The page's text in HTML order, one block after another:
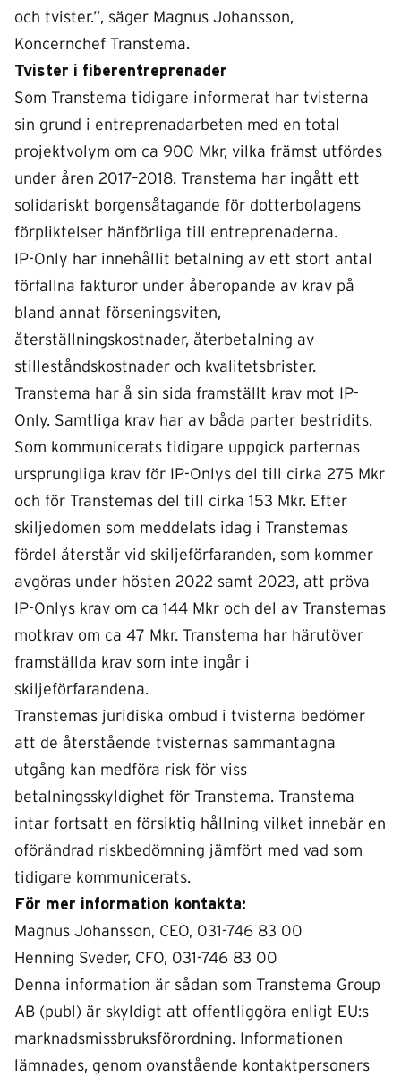
och tvister.”, säger Magnus Johansson,
Koncernchef Transtema.
Tvister i fiberentreprenader
Som Transtema tidigare informerat har tvisterna
sin grund i entreprenadarbeten med en total
projektvolym om ca 900 Mkr, vilka främst utfördes
under åren 2017–2018. Transtema har ingått ett
solidariskt borgensåtagande för dotterbolagens
förpliktelser hänförliga till entreprenaderna.
IP-Only har innehållit betalning av ett stort antal
förfallna fakturor under åberopande av krav på
bland annat förseningsviten,
återställningskostnader, återbetalning av
stilleståndskostnader och kvalitetsbrister.
Transtema har å sin sida framställt krav mot IP-
Only. Samtliga krav har av båda parter bestridits.
Som kommunicerats tidigare uppgick parternas
ursprungliga krav för IP-Onlys del till cirka 275 Mkr
och för Transtemas del till cirka 153 Mkr. Efter
skiljedomen som meddelats idag i Transtemas
fördel återstår vid skiljeförfaranden, som kommer
avgöras under hösten 2022 samt 2023, att pröva
IP-Onlys krav om ca 144 Mkr och del av Transtemas
motkrav om ca 47 Mkr. Transtema har härutöver
framställda krav som inte ingår i
skiljeförfarandena.
Transtemas juridiska ombud i tvisterna bedömer
att de återstående tvisternas sammantagna
utgång kan medföra risk för viss
betalningsskyldighet för Transtema. Transtema
intar fortsatt en försiktig hållning vilket innebär en
oförändrad riskbedömning jämfört med vad som
tidigare kommunicerats.
För mer information kontakta:
Magnus Johansson, CEO, 031-746 83 00
Henning Sveder, CFO, 031-746 83 00
Denna information är sådan som Transtema Group
AB (publ) är skyldigt att offentliggöra enligt EU:s
marknadsmissbruksförordning. Informationen
lämnades, genom ovanstående kontaktpersoners